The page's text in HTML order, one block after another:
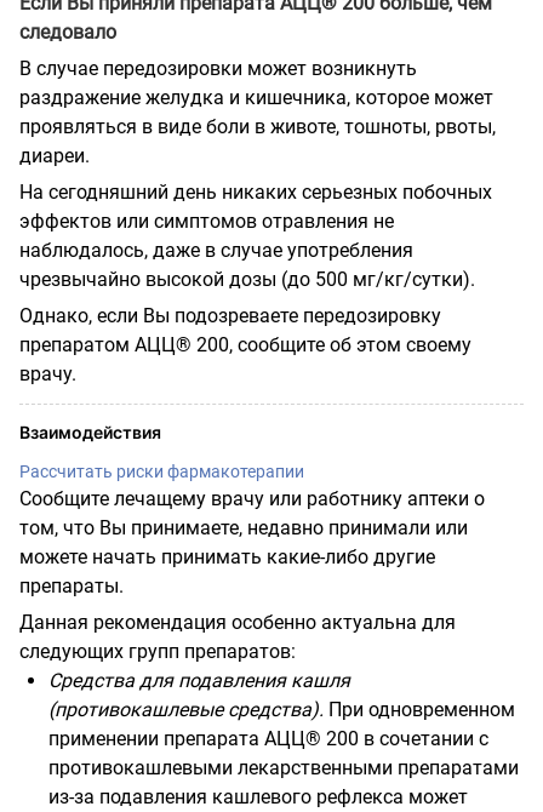
следовало
В случае передозировки может возникнуть
раздражение желудка и кишечника, которое может
проявляться в виде боли в животе, тошноты, рвоты,
диареи.
На сегодняшний день никаких серьезных побочных
эффектов или симптомов отравления не
наблюдалось, даже в случае употребления
чрезвычайно высокой дозы (до 500 мг/кг/сутки).
Однако, если Вы подозреваете передозировку
препаратом АЦЦ® 200, сообщите об этом своему
врачу.
Взаимодействия
Рассчитать риски фармакотерапии
Сообщите лечащему врачу или работнику аптеки о
том, что Вы принимаете, недавно принимали или
можете начать принимать какие-либо другие
препараты.
Данная рекомендация особенно актуальна для
следующих групп препаратов:
Средства для подавления кашля
(противокашлевые средства). При одновременном
применении препарата АЦЦ® 200 в сочетании с
противокашлевыми лекарственными препаратами
из-за подавления кашлевого рефлекса может